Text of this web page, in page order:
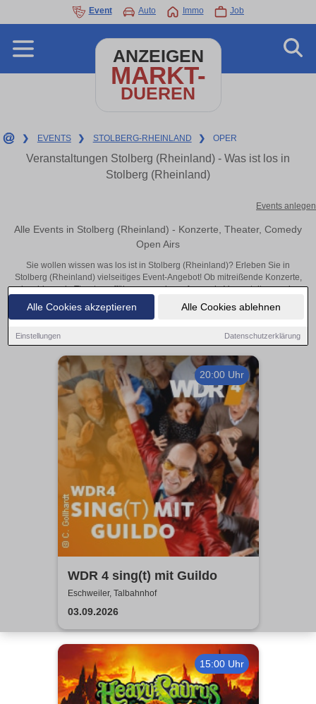
Alle Cookies akzeptieren Alle Cookies ablehnen
Einstellungen Datenschutzerklärung
Event Auto Immo Job
ANZEIGEN
MARKT-
DUEREN
❯ EVENTS ❯ STOLBERG-RHEINLAND ❯ OPER
Veranstaltungen Stolberg (Rheinland) - Was ist los in
Stolberg (Rheinland)
Events anlegen
Alle Events in Stolberg (Rheinland) - Konzerte, Theater, Comedy
Open Airs
Sie wollen wissen was los ist in Stolberg (Rheinland)? Erleben Sie in
Stolberg (Rheinland) vielseitiges Event-Angebot! Ob mitreißende Konzerte,
inspirierende Theateraufführungen oder aufregende Veranstaltungen in
Stolberg (Rheinland) – hier finden alles im Überblick und Tickets.
20:00 Uhr
WDR 4 sing(t) mit Guildo
Eschweiler, Talbahnhof
03.09.2026
15:00 Uhr